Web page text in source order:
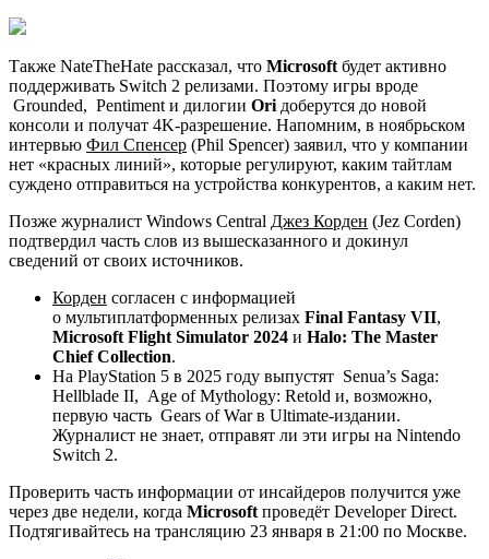
Также NateTheHate рассказал, что Microsoft будет активно
поддерживать Switch 2 релизами. Поэтому игры вроде
Grounded, Pentiment и дилогии Ori доберутся до новой
консоли и получат 4K-разрешение. Напомним, в ноябрьском
интервью Фил Спенсер (Phil Spencer) заявил, что у компании
нет «красных линий», которые регулируют, каким тайтлам
суждено отправиться на устройства конкурентов, а каким нет.
Позже журналист Windows Central Джез Корден (Jez Corden)
подтвердил часть слов из вышесказанного и докинул
сведений от своих источников.
Корден согласен с информацией
о мультиплатформенных релизах Final Fantasy VII,
Microsoft Flight Simulator 2024 и Halo: The Master
Chief Collection.
На PlayStation 5 в 2025 году выпустят Senua’s Saga:
Hellblade II, Age of Mythology: Retold и, возможно,
первую часть Gears of Warв Ultimate-издании.
Журналист не знает, отправят ли эти игры на Nintendo
Switch 2.
Проверить часть информации от инсайдеров получится уже
через две недели, когда Microsoft проведёт Developer Direct.
Подтягивайтесь на трансляцию 23 января в 21:00 по Москве.